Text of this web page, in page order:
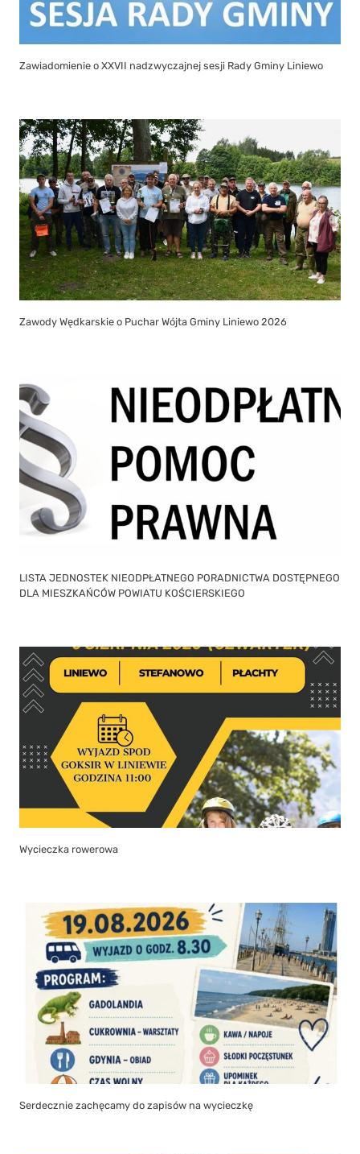
Zawiadomienie o XXVII nadzwyczajnej sesji Rady Gminy Liniewo
Zawody Wędkarskie o Puchar Wójta Gminy Liniewo 2026
LISTA JEDNOSTEK NIEODPŁATNEGO PORADNICTWA DOSTĘPNEGO
DLA MIESZKAŃCÓW POWIATU KOŚCIERSKIEGO
Wycieczka rowerowa
Serdecznie zachęcamy do zapisów na wycieczkę